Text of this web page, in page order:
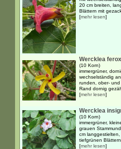
20 cm breiten,
Blättern mit
[mehr lesen]
Wercklea ferox
(10 Korn)
immergrüner,
wechselständig
runden, ober-
Rand dornig
[mehr lesen]
Wercklea
(10 Korn)
immergrüner,
grauen
cm
tiefgrünen
[mehr lesen]